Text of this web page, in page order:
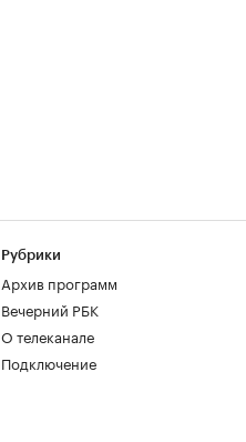
Рубрики
Архив программ
Вечерний РБК
О телеканале
Подключение